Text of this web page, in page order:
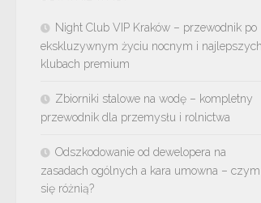
Night Club VIP Kraków – przewodnik po
ekskluzywnym życiu nocnym i najlepszych
klubach premium
Zbiorniki stalowe na wodę – kompletny
przewodnik dla przemysłu i rolnictwa
Odszkodowanie od dewelopera na
zasadach ogólnych a kara umowna – czym
się różnią?